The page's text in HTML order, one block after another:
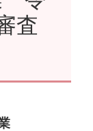
査